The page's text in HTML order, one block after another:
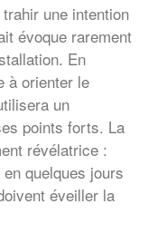
une intention
évoque rarement
En
à orienter le
un
points forts. La
révélatrice :
quelques jours
éveiller la